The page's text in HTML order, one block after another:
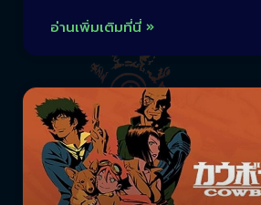
อ่านเพิ่มเติมที่นี่ »